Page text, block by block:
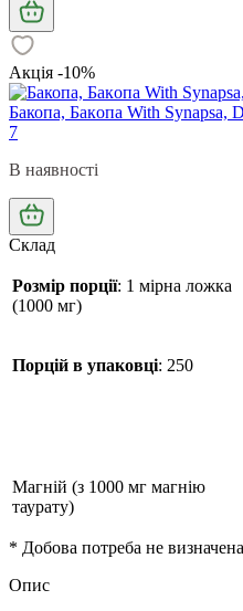
Акція -10%
Бакопа, Бaкoпa With Synapsa,
7
В наявності
Склад
Розмір порції: 1 мірна ложка
(1000 мг)
Порцій в упаковці: 250
Магній (з 1000 мг магнію
таурату)
* Добова потреба не визначена
Опис